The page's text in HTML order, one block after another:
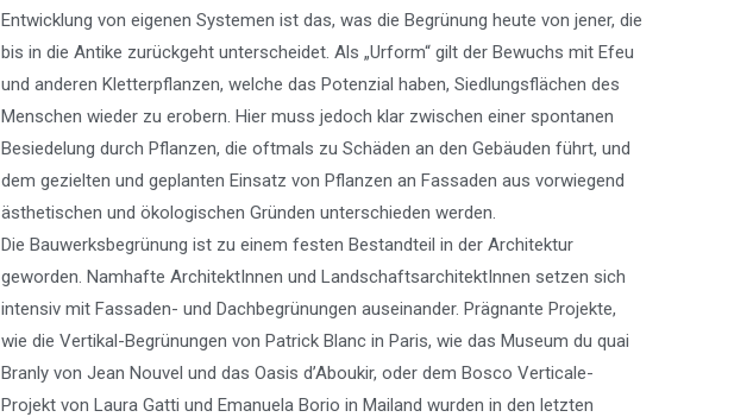
Entwicklung von eigenen Systemen ist das, was die Begrünung heute von jener, die
bis in die Antike zurückgeht unterscheidet. Als „Urform“ gilt der Bewuchs mit Efeu
und anderen Kletterpflanzen, welche das Potenzial haben, Siedlungsflächen des
Menschen wieder zu erobern. Hier muss jedoch klar zwischen einer spontanen
Besiedelung durch Pflanzen, die oftmals zu Schäden an den Gebäuden führt, und
dem gezielten und geplanten Einsatz von Pflanzen an Fassaden aus vorwiegend
ästhetischen und ökologischen Gründen unterschieden werden.
Die Bauwerksbegrünung ist zu einem festen Bestandteil in der Architektur
geworden. Namhafte ArchitektInnen und LandschaftsarchitektInnen setzen sich
intensiv mit Fassaden- und Dachbegrünungen auseinander. Prägnante Projekte,
wie die Vertikal-Begrünungen von Patrick Blanc in Paris, wie das Museum du quai
Branly von Jean Nouvel und das Oasis d’Aboukir, oder dem Bosco Verticale-
Projekt von Laura Gatti und Emanuela Borio in Mailand wurden in den letzten